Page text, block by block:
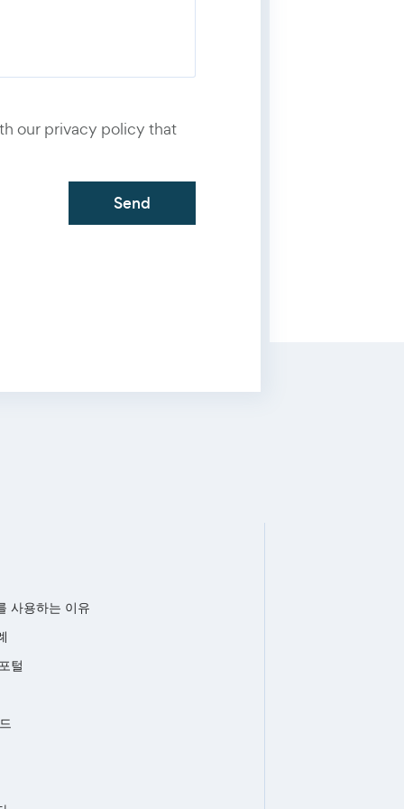
our privacy policy that
용하는 이유
털